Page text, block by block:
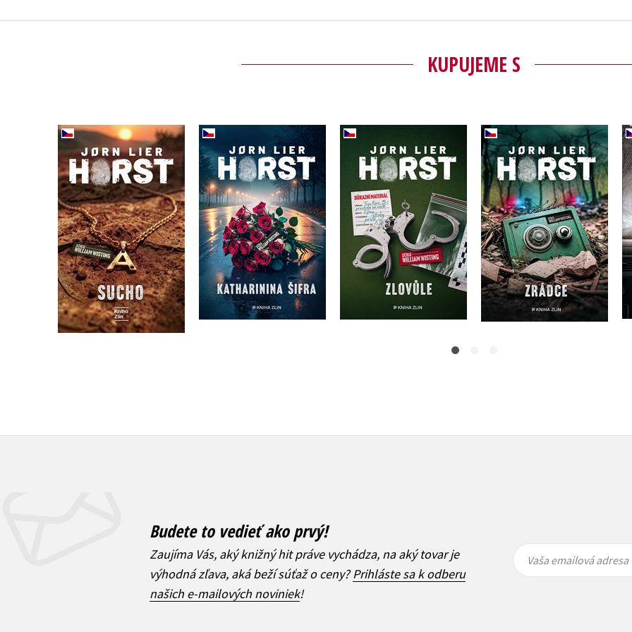
KUPUJEME S
Sucho
Jorn Lier Horst
Do košíka
16,14 €
Katharinina šifra
Jorn Lier Horst
Do košíka
15,72 €
Zlovůle
Jorn Lier Horst
Do košíka
14,02 €
Zrádce
Jorn Lier Horst
Do košíka
15,72 €
Budete to vedieť ako prvý!
Zaujíma Vás, aký knižný hit práve vychádza, na aký tovar je
výhodná zľava, aká beží súťaž o ceny?Prihláste sa k odberu
našich e-mailových noviniek!
emailová
emailová
Vaša emailová adresa